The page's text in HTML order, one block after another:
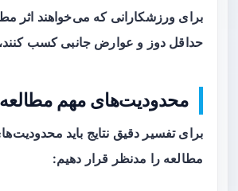
برای ورزشکارانی که می‌خواهند اثر
حداقل دوز و عوارض جانبی کسب
محدودیت‌های مهم مطالعه
برای تفسیر دقیق نتایج باید
مطالعه را مدنظر قرار دهیم: